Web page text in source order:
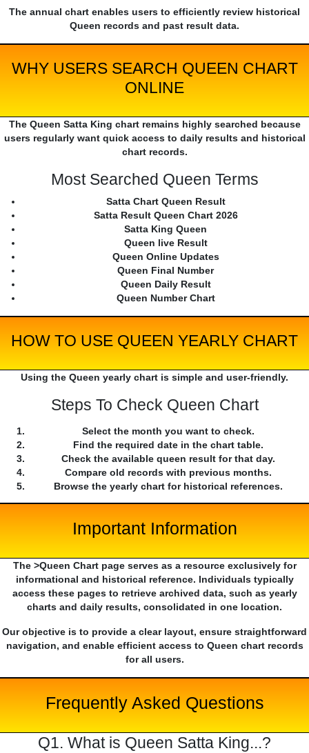
The annual chart enables users to efficiently review historical
Queen records and past result data.
WHY USERS SEARCH QUEEN CHART
ONLINE
The Queen Satta King chart remains highly searched because
users regularly want quick access to daily results and historical
chart records.
Most Searched Queen Terms
Satta Chart Queen Result
Satta Result Queen Chart 2026
Satta King Queen
Queen live Result
Queen Online Updates
Queen Final Number
Queen Daily Result
Queen Number Chart
HOW TO USE QUEEN YEARLY CHART
Using the Queen yearly chart is simple and user-friendly.
Steps To Check Queen Chart
Select the month you want to check.
Find the required date in the chart table.
Check the available queen result for that day.
Compare old records with previous months.
Browse the yearly chart for historical references.
Important Information
The >Queen Chart page serves as a resource exclusively for
informational and historical reference. Individuals typically
access these pages to retrieve archived data, such as yearly
charts and daily results, consolidated in one location.
Our objective is to provide a clear layout, ensure straightforward
navigation, and enable efficient access to Queen chart records
for all users.
Frequently Asked Questions
Q1. What is Queen Satta King...?